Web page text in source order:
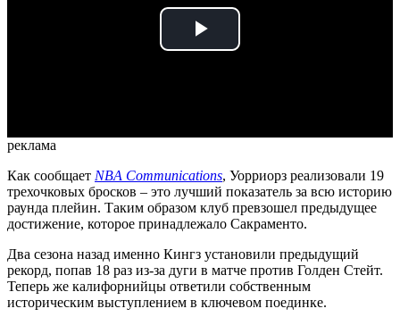
Play
реклама
Как сообщает NBA Communications, Уорриорз реализовали 19
трехочковых бросков – это лучший показатель за всю историю
раунда плейин. Таким образом клуб превзошел предыдущее
достижение, которое принадлежало Сакраменто.
Два сезона назад именно Кингз установили предыдущий
рекорд, попав 18 раз из-за дуги в матче против Голден Стейт.
Теперь же калифорнийцы ответили собственным
историческим выступлением в ключевом поединке.